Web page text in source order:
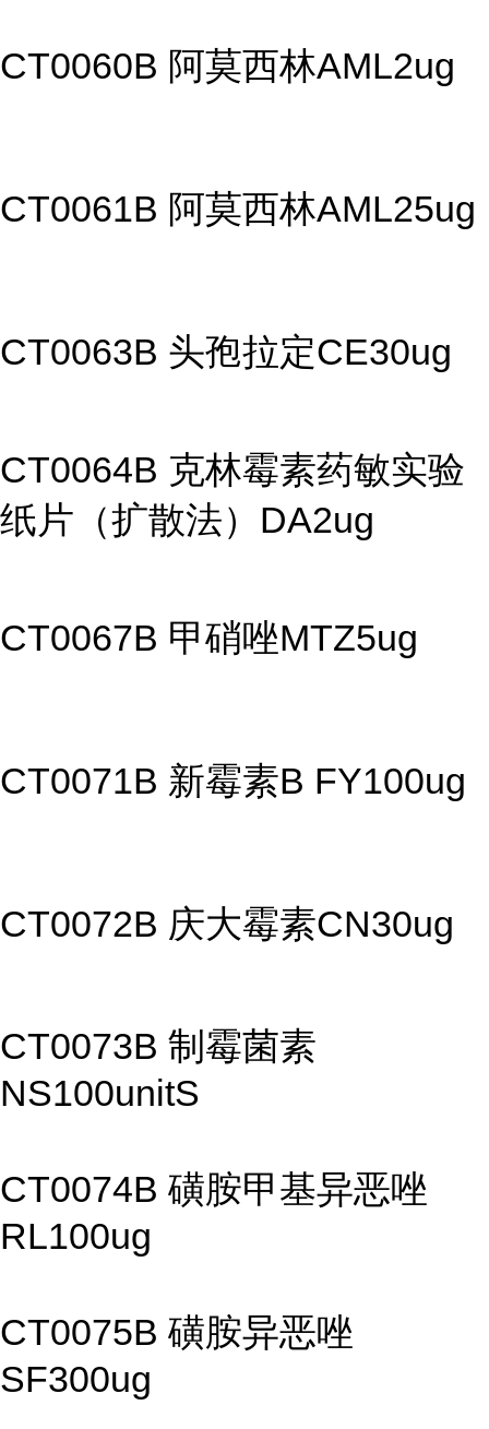
CT0060B 阿莫西林AML2ug
CT0061B 阿莫西林AML25ug
CT0063B 头孢拉定CE30ug
CT0064B 克林霉素药敏实验
纸片（扩散法）DA2ug
CT0067B 甲硝唑MTZ5ug
CT0071B 新霉素B FY100ug
CT0072B 庆大霉素CN30ug
CT0073B 制霉菌素
NS100unitS
CT0074B 磺胺甲基异恶唑
RL100ug
CT0075B 磺胺异恶唑
SF300ug